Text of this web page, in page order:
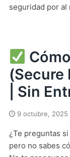
seguridad por al
(Secure
| Sin
9 octubre, 2025
¿Te preguntas
pero no sabes